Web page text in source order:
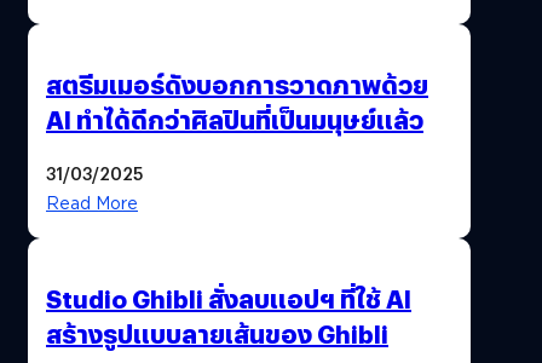
สตรีมเมอร์ดังบอกการวาดภาพด้วย
AI ทำได้ดีกว่าศิลปินที่เป็นมนุษย์แล้ว
31/03/2025
Read More
Studio Ghibli สั่งลบแอปฯ ที่ใช้ AI
สร้างรูปแบบลายเส้นของ Ghibli